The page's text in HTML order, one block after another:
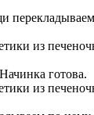
готова.